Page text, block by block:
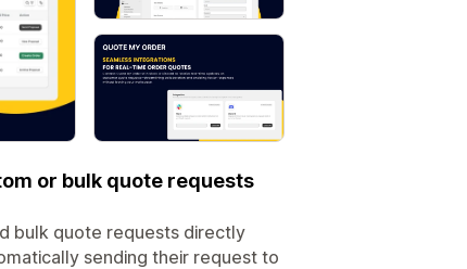
or bulk quote requests
bulk quote requests directly
sending their request to